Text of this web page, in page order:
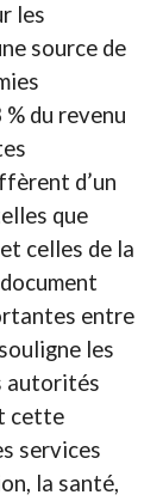
les
source de
du revenu
d’un
que
celles de la
entre
les
autorités
cette
services
la santé,